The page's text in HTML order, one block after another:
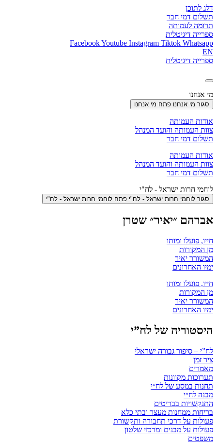
דלג לתוכן
תשלום דמי חבר
תרומה לעמותה
ספרייה דיגיטלית
FacebookYoutube Instagram Tiktok Whatsapp
EN
ספרייה דיגיטלית
מי אנחנו
סגור מי אנחנו פתח מי אנחנו
אודות העמותה
צוות העמותה והועד המנהל
תשלום דמי חבר
אודות העמותה
צוות העמותה והועד המנהל
תשלום דמי חבר
לוחמי חרות ישראל - לח"י
סגור לוחמי חרות ישראל - לח"י פתח לוחמי חרות ישראל - לח"י
אברהם ״יאיר״ שטרן
חייו, פועלו ומותו
מן המקורות
המשורר יאיר
ימיו האחרונים
חייו, פועלו ומותו
מן המקורות
המשורר יאיר
ימיו האחרונים
היסטוריה של לח”י
לח”י – סיפור גבורה ישראלי
ציר זמן
מאמרים
תערוכות מקוונות
תחנות במסע של לח״י
מבנה לח״י
התנקשויות בבריטים
בריחות ממחנות מעצר ובתי כלא
פעולות על דרכי תחבורה ותקשורת
פעולות על מבנים ומרכזי שלטון
משפטים